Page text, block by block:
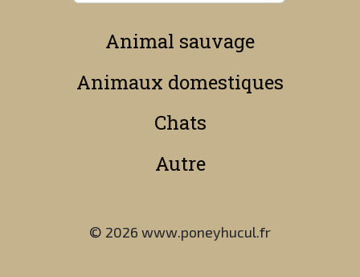
Animal sauvage
Animaux domestiques
Chats
Autre
© 2026 www.poneyhucul.fr